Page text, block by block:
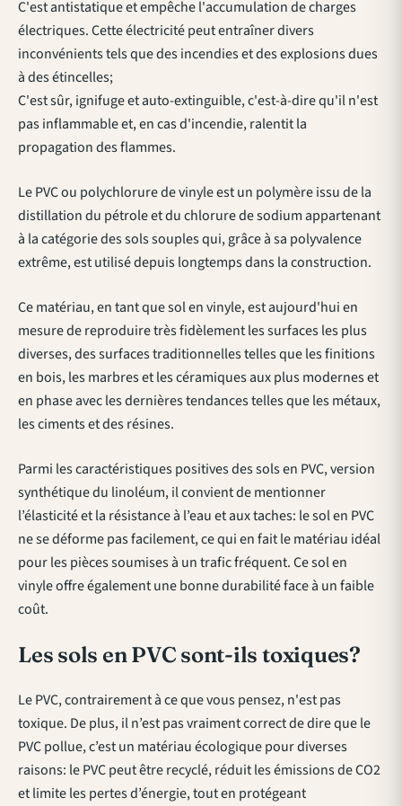
C'est antistatique et empêche l'accumulation de charges
électriques. Cette électricité peut entraîner divers
inconvénients tels que des incendies et des explosions dues
à des étincelles;
C'est sûr, ignifuge et auto-extinguible, c'est-à-dire qu'il n'est
pas inflammable et, en cas d'incendie, ralentit la
propagation des flammes.
Le PVC ou polychlorure de vinyle est un polymère issu de la
distillation du pétrole et du chlorure de sodium appartenant
à la catégorie des sols souples qui, grâce à sa polyvalence
extrême, est utilisé depuis longtemps dans la construction.
Ce matériau, en tant que sol en vinyle, est aujourd'hui en
mesure de reproduire très fidèlement les surfaces les plus
diverses, des surfaces traditionnelles telles que les finitions
en bois, les marbres et les céramiques aux plus modernes et
en phase avec les dernières tendances telles que les métaux,
les ciments et des résines.
Parmi les caractéristiques positives des sols en PVC, version
synthétique du linoléum, il convient de mentionner
l’élasticité et la résistance à l’eau et aux taches: le sol en PVC
ne se déforme pas facilement, ce qui en fait le matériau idéal
pour les pièces soumises à un trafic fréquent. Ce sol en
vinyle offre également une bonne durabilité face à un faible
coût.
Les sols en PVC sont-ils toxiques?
Le PVC, contrairement à ce que vous pensez, n'est pas
toxique. De plus, il n’est pas vraiment correct de dire que le
PVC pollue, c’est un matériau écologique pour diverses
raisons: le PVC peut être recyclé, réduit les émissions de CO2
et limite les pertes d’énergie, tout en protégeant